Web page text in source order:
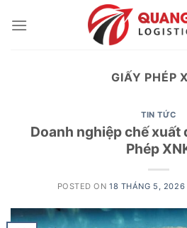
GIẤY PHÉP
TIN TỨC
Doanh nghiệp chế xuất
Phép
POSTED ON18 THÁNG 5, 2026